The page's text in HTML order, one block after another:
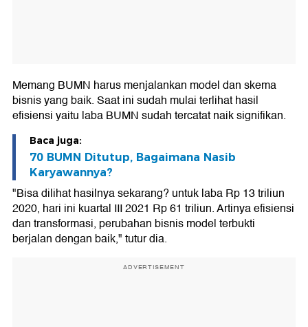
Memang BUMN harus menjalankan model dan skema
bisnis yang baik. Saat ini sudah mulai terlihat hasil
efisiensi yaitu laba BUMN sudah tercatat naik signifikan.
Baca juga:
70 BUMN Ditutup, Bagaimana Nasib
Karyawannya?
"Bisa dilihat hasilnya sekarang? untuk laba Rp 13 triliun
2020, hari ini kuartal III 2021 Rp 61 triliun. Artinya efisiensi
dan transformasi, perubahan bisnis model terbukti
berjalan dengan baik," tutur dia.
ADVERTISEMENT